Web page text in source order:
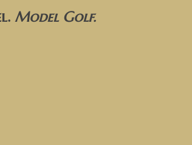
Model Golf.